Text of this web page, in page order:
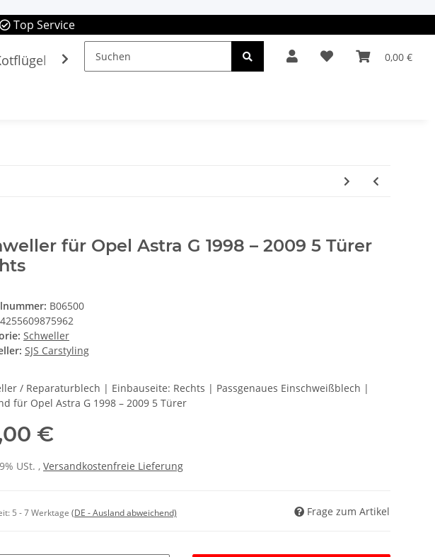
Top Service
0,00 €
Spiegel & Leuchten Autopflege Oldtimerteile
für Opel Astra G 1998 – 2009 5 Türer
B06500
4255609875962
Schweller
SJS Carstyling
/ Reparaturblech | Einbauseite: Rechts | Passgenaues Einschweißblech |
für Opel Astra G 1998 – 2009 5 Türer
€
USt. , Versandkostenfreie Lieferung
5 - 7 Werktage (DE - Ausland abweichend) Frage zum Artikel